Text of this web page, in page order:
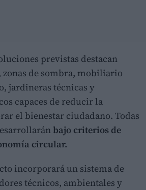
previstas destacan
de sombra, mobiliario
jardineras técnicas y
capaces de reducir la
el bienestar ciudadano. Todas
bajo criterios de
circular.
incorporará un sistema de
técnicos, ambientales y